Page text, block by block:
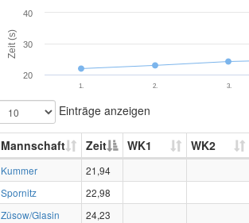
Zeit (s)
1. 2. 3.
20
30
40
Einträge anzeigen
Mannschaft Zeit WK1 WK2
Kummer
21,94
Spornitz
22,98
Züsow/Glasin
24,23